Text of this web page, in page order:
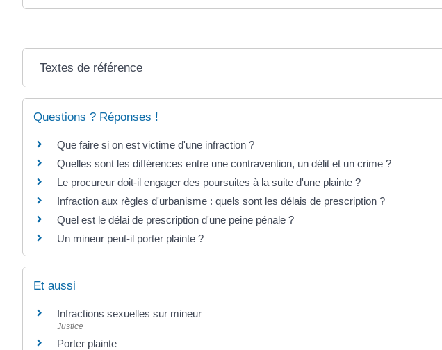
Textes de référence
Questions ? Réponses !
Que faire si on est victime d'une infraction ?
Quelles sont les différences entre une contravention, un délit et un crime ?
Le procureur doit-il engager des poursuites à la suite d'une plainte ?
Infraction aux règles d'urbanisme : quels sont les délais de prescription ?
Quel est le délai de prescription d'une peine pénale ?
Un mineur peut-il porter plainte ?
Et aussi
Infractions sexuelles sur mineur
Justice
Porter plainte